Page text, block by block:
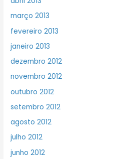
março 2013
fevereiro 2013
janeiro 2013
dezembro 2012
novembro 2012
outubro 2012
setembro 2012
agosto 2012
julho 2012
junho 2012